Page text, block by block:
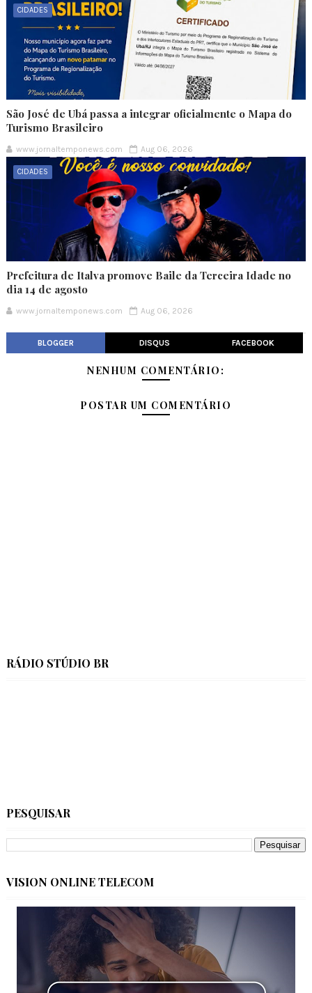
CIDADES
São José de Ubá passa a integrar oficialmente o Mapa do
Turismo Brasileiro
www.jornaltemponews.com Aug 06, 2026
CIDADES
Prefeitura de Italva promove Baile da Terceira Idade no
dia 14 de agosto
www.jornaltemponews.com Aug 06, 2026
BLOGGER DISQUS FACEBOOK
NENHUM COMENTÁRIO:
POSTAR UM COMENTÁRIO
RÁDIO STÚDIO BR
PESQUISAR
VISION ONLINE TELECOM